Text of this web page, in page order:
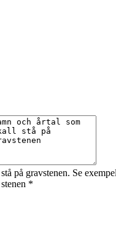
på gravstenen. Se
*